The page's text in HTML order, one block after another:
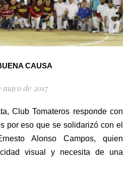
CAUSA
mayo de 2017
por eso que se solidarizó con el
Alonso Campos, quien
visual y necesita de una